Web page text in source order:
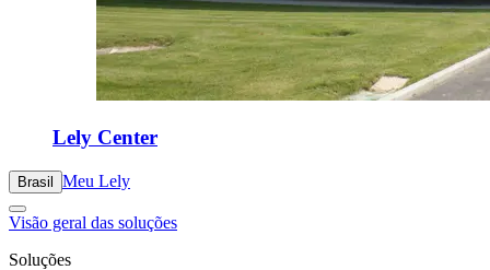
Lely Center
Brasil Meu Lely
Visão geral das soluções
Soluções